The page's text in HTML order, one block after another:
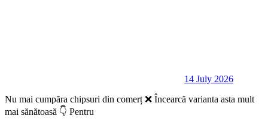
14 July 2026
Nu mai cumpăra chipsuri din comerț ❌ Încearcă varianta asta mult
mai sănătoasă 👇 Pentru